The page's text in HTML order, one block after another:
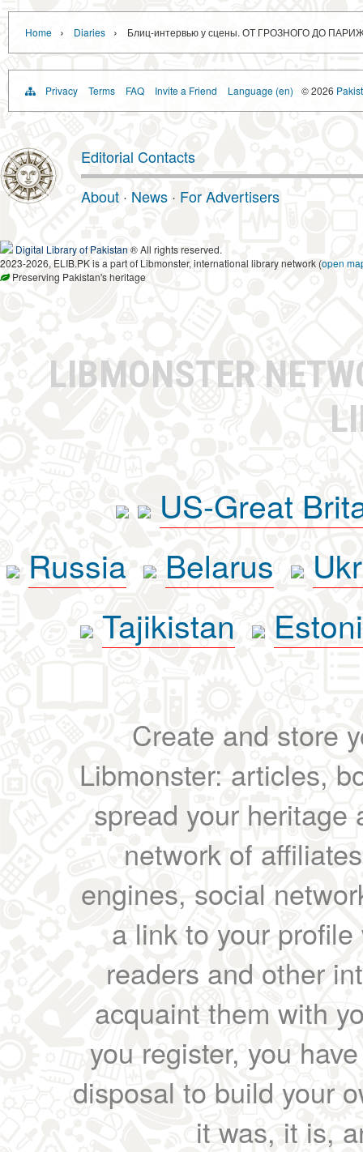
Home › Diaries › Блиц-интервью у сцены. ОТ ГРОЗНОГО ДО
Privacy Terms FAQ Invite a Friend Language (en) © 2026
Editorial Contacts
About · News · For Advertisers
Digital Library of Pakistan ® All rights reserved.
2023-2026, ELIB.PK is a part of Libmonster, international library network (open
Preserving Pakistan's heritage
LIBMONSTER
US-Great
Russia
Belarus
Tajikistan
Create and store
Libmonster: articles,
spread your heritage
network of
engines, social
a link to your
readers and other
acquaint them with
you register, you
disposal to build your
it was, it is,